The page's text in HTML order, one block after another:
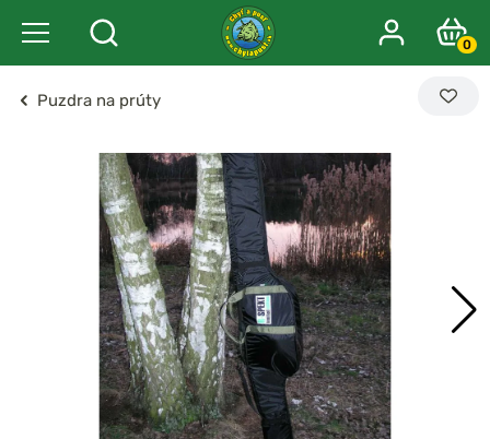
0
Puzdra na prúty